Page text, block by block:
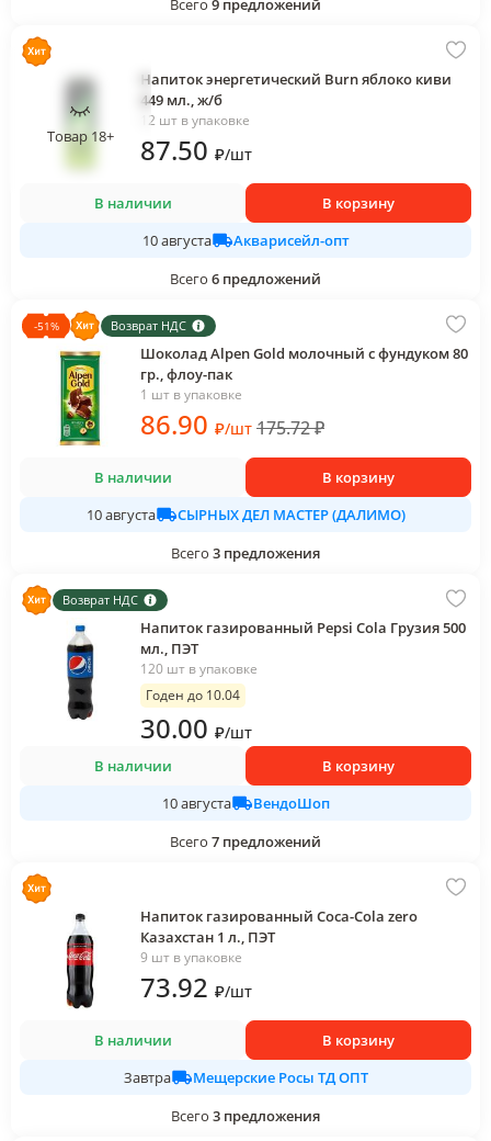
Всего 9 предложений
Товар 18+
Напиток энергетический Burn яблоко киви
449 мл., ж/б
12 шт в упаковке
87.50 ₽/шт
В наличии
В корзину
10 августа
Акварисейл-опт
Всего 6 предложений
-51% Возврат НДС
Шоколад Alpen Gold молочный с фундуком 80
гр., флоу-пак
1 шт в упаковке
86.90 ₽/шт 175.72₽
В наличии
В корзину
10 августа
СЫРНЫХ ДЕЛ МАСТЕР (ДАЛИМО)
Всего 3 предложения
Возврат НДС
Напиток газированный Pepsi Cola Грузия 500
мл., ПЭТ
120 шт в упаковке
Годен до 10.04
30.00 ₽/шт
В наличии
В корзину
10 августа
ВендоШоп
Всего 7 предложений
Напиток газированный Coca-Cola zero
Казахстан 1 л., ПЭТ
9 шт в упаковке
73.92 ₽/шт
В наличии
В корзину
Завтра
Мещерские Росы ТД ОПТ
Всего 3 предложения